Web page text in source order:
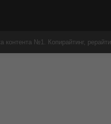
контента №1. Копирайтинг,